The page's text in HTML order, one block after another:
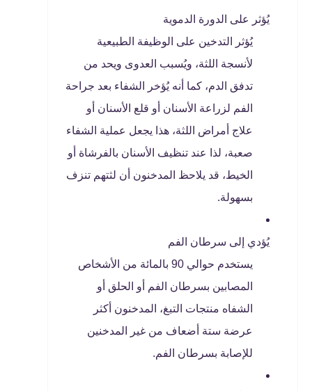
يُؤثر على الدورة الدموية
يُؤثر التدخين على الوظيفة الطبيعية
لأنسجة اللثة، ويُسبب العدوى ويحد من
تدفق الدم، كما أنه يُؤخر الشفاء بعد جراحة
الفم لزراعة الأسنان أو قلع الأسنان أو
علاج أمراض اللثة، هذا يجعل عملية الشفاء
صعبة، لذا عند تنظيف الأسنان بالفرشاة أو
الخيط، قد يلاحظ المدخنون أن لثتهم تنزف
بسهولة.
يُؤدي إلى سرطان الفم
يستخدم حوالي 90 بالمائة من الأشخاص
المصابين بسرطان الفم أو الحلق أو
الشفاه منتجات التبغ، المدخنون أكثر
عرضة ستة أضعاف من غير المدخنين
للإصابة بسرطان الفم.